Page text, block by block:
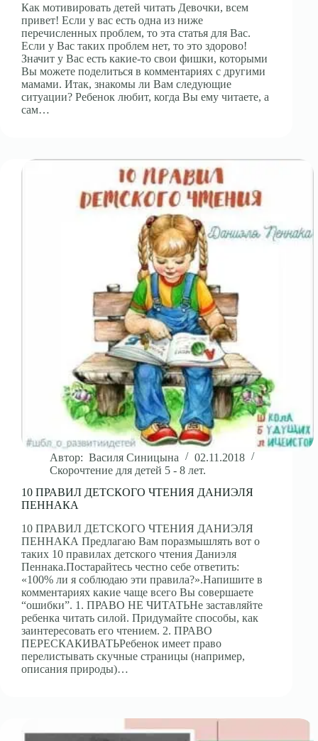
Как мотивировать детей читать Девочки, всем
привет! Если у вас есть одна из ниже
перечисленных проблем, то эта статья для Вас.
Если у Вас таких проблем нет, то это здорово!
Значит у Вас есть какие-то свои фишки, которыми
Вы можете поделиться в комментариях с другими
мамами. Итак, знакомы ли Вам следующие
ситуации? Ребенок любит, когда Вы ему читаете, а
сам…
Автор: Василя Синицына
02.11.2018
Скорочтение для детей 5 - 8 лет.
10 ПРАВИЛ ДЕТСКОГО ЧТЕНИЯ ДАНИЭЛЯ
ПЕННАКА
10 ПРАВИЛ ДЕТСКОГО ЧТЕНИЯ ДАНИЭЛЯ
ПЕННАКА Предлагаю Вам поразмышлять вот о
таких 10 правилах детского чтения Даниэля
Пеннака.Постарайтесь честно себе ответить:
«100% ли я соблюдаю эти правила?».Напишите в
комментариях какие чаще всего Вы совершаете
“ошибки”. 1. ПРАВО НЕ ЧИТАТЬНе заставляйте
ребенка читать силой. Придумайте способы, как
заинтересовать его чтением. 2. ПРАВО
ПЕРЕСКАКИВАТЬРебенок имеет право
перелистывать скучные страницы (например,
описания природы)…